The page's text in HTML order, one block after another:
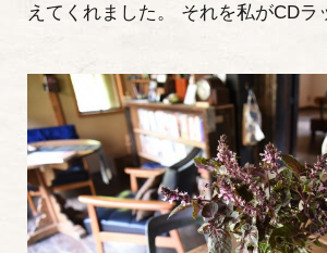
えてくれました。 それを私がCDラ